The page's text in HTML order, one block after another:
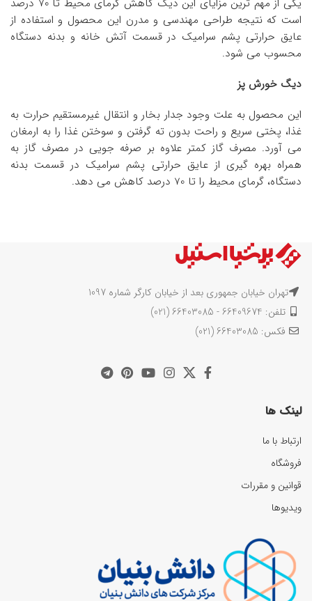
یکی از مهم ترین مزایای این دیگ کاهش گرمای محیط تا 70 درصد
است که نتیجه طراحی مهندسی و مدرن این محصول و استفاده از
عایق حرارتی پشم سرامیک در قسمت آتش خانه و بدنه دستگاه
محسوب می شود.
دیگ خورش پز
این محصول به علت وجود جدار بخار و انتقال غیرمستقیم حرارت به
غذا، پختی سریع و راحت بدون ته گرفتن و سوختن غذا را به ارمغان
می آورد. مصرف گاز کمتر علاوه بر صرفه جویی در مصرف گاز به
همراه بهره گیری از عایق حرارتی پشم سرامیک در قسمت بدنه
دستگاه، گرمای محیط را تا 70 درصد کاهش می دهد.
تهران خیابان جمهوری بعد از خیابان کارگر شماره 1097
تلفن: 66409674 - 66403085 (021)
فکس: 66403085 (021)
لینک ها
ارتباط با ما
فروشگاه
قوانین و مقررات
ویدیوها